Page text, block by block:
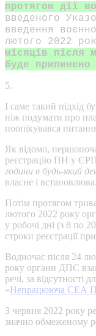
протягом дії
введеного
введення
лютого 2022
місяців після
буде припинено
5.
І саме такий підхід
ніж подумати про
поопікувався
Як відомо,
реєстрацію ПН у
години в будь-який
власне і
Потім протягом
лютого 2022 року
у робочі дні (з 8 по
строки реєстрації
Водночас після 24
року органи ДПС
речі, за відсутності
«Непрацююча СЕА
З червня 2022 року
значно обмеженому